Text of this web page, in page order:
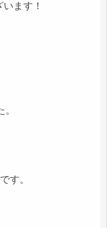
ます！
す。